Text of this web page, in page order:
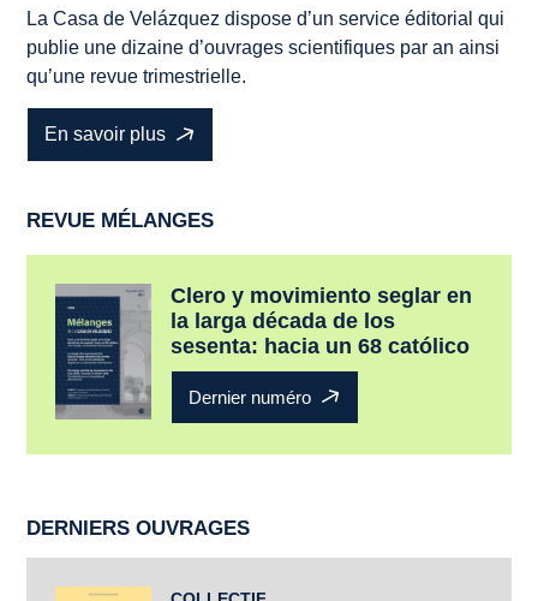
La Casa de Velázquez dispose d’un service éditorial qui
publie une dizaine d’ouvrages scientifiques par an ainsi
qu’une revue trimestrielle.
En savoir plus
REVUE MÉLANGES
Clero y movimiento seglar en
la larga década de los
sesenta: hacia un 68 católico
Dernier numéro
DERNIERS OUVRAGES